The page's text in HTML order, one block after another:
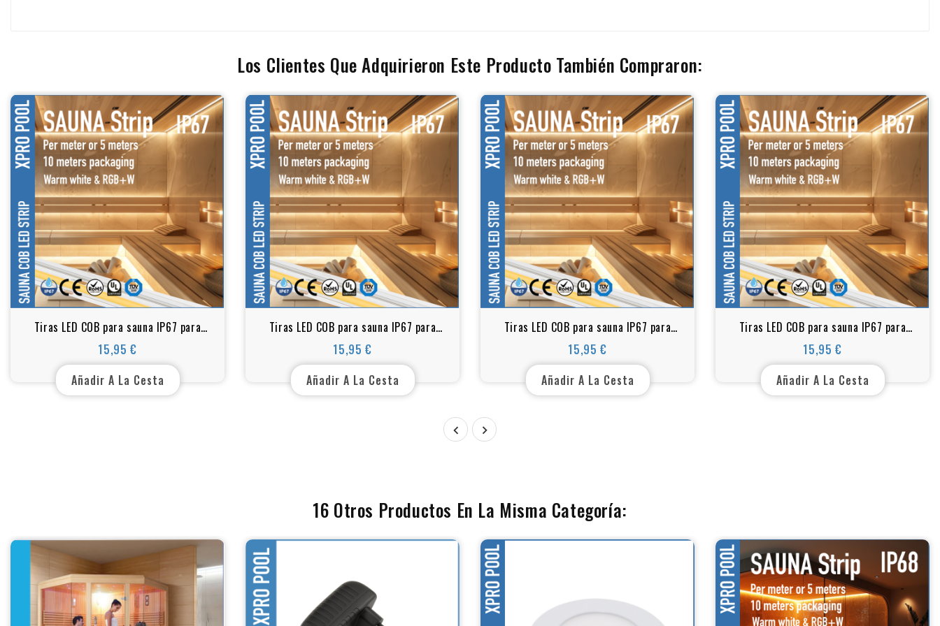
Los Clientes Que Adquirieron Este Producto También Compraron:
Tiras LED COB para sauna IP67 para
altas temperaturas y ambientes
húmedos
15,95 €
Precio
Añadir A La Cesta
Tiras LED COB para sauna IP67 para
altas temperaturas y ambientes
húmedos
15,95 €
Precio
Añadir A La Cesta
Tiras LED COB para sauna IP67 para
altas temperaturas y ambientes
húmedos
15,95 €
Precio
Añadir A La Cesta
Tiras LED COB para sauna IP67 para
altas temperaturas y ambientes
húmedos
15,95 €
Precio
Añadir A La Cesta
 
16 Otros Productos En La Misma Categoría: